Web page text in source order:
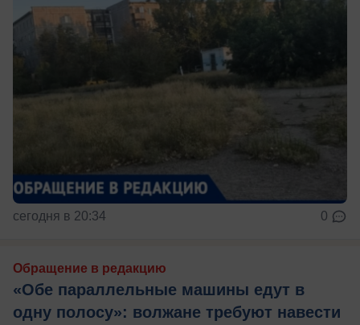
сегодня в 20:34 0
Обращение в редакцию
«Обе параллельные машины едут в
одну полосу»: волжане требуют навести